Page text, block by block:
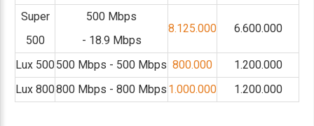
Super
500
500 Mbps
- 18.9 Mbps
8.125.000 6.600.000
Lux 500500 Mbps - 500 Mbps 800.000
1.200.000
Lux 800800 Mbps - 800 Mbps 1.000.000 1.200.000